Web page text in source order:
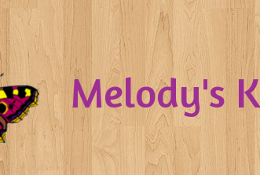
Melody's